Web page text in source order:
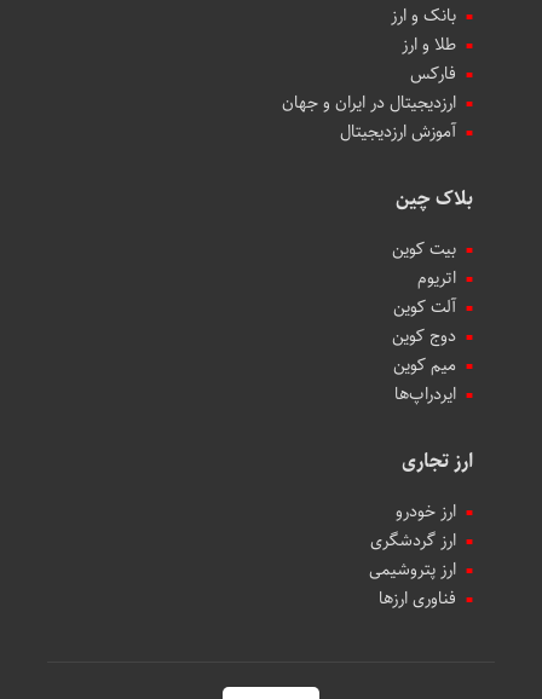
بانک و ارز
طلا و ارز
فارکس
ارزدیجیتال در ایران و جهان
آموزش ارزدیجیتال
بلاک چین
بیت کوین
اتریوم
آلت کوین
دوج کوین
میم کوین‌
ایردراپ‌ها
ارز تجاری
ارز خودرو
ارز گردشگری
ارز پتروشیمی
فناوری ارزها